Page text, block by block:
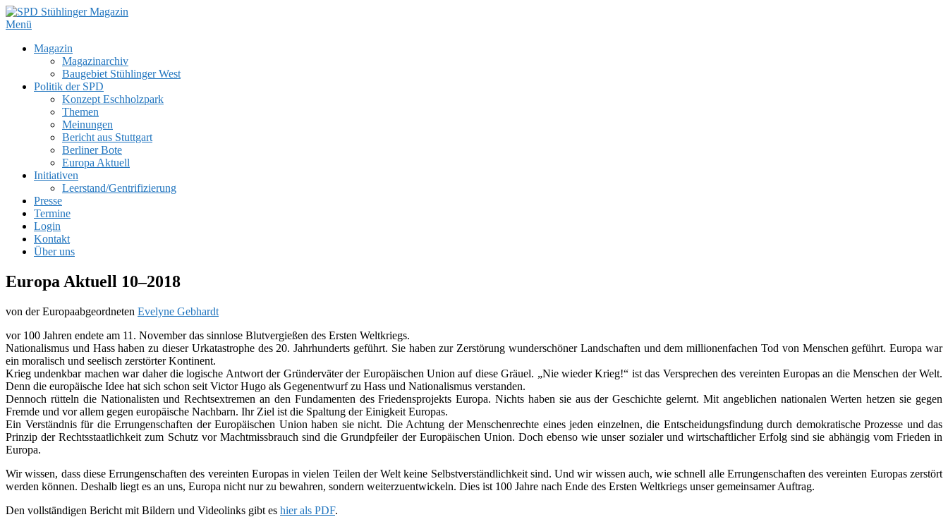
Zum
Inhalt
Menü
Primäres
Magazin
Magazinarchiv
Baugebiet Stühlinger West
Politik der SPD
Konzept Eschholzpark
Themen
Meinungen
Bericht aus Stuttgart
Berliner Bote
Europa Aktuell
Initiativen
Leerstand/Gentrifizierung
Presse
Termine
Login
Kontakt
Über uns
Europa Aktuell 10–2018
von der Europaabgeordneten Evelyne Gebhardt
vor 100 Jahren endete am 11. November das sinn­lose Blutvergießen des Ersten Weltkriegs.
Nationalismus und Hass haben zu die­ser Urkatastrophe des 20. Jahrhunderts geführt. Sie haben zur Zerstörung wun­der­schö­ner Landschaften und dem mil­lio­nen­fa­chen Tod von Menschen geführt. Europa war
ein mora­lisch und see­lisch zer­stör­ter Kontinent.
Krieg undenk­bar machen war daher die logi­sche Antwort der Gründerväter der Europäischen Union auf diese Gräuel. „Nie wie­der Krieg!“ ist das Versprechen des ver­ein­ten Europas an die Menschen der Welt.
Denn die euro­päi­sche Idee hat sich schon seit Victor Hugo als Gegenentwurf zu Hass und Nationalismus ver­stan­den.
Dennoch rüt­teln die Nationalisten und Rechtsextremen an den Fundamenten des Friedensprojekts Europa. Nichts haben sie aus der Geschichte gelernt. Mit angeb­li­chen natio­na­len Werten het­zen sie gegen
Fremde und vor allem gegen euro­päi­sche Nachbarn. Ihr Ziel ist die Spaltung der Einigkeit Europas.
Ein Verständnis für die Errungenschaften der Europäischen Union haben sie nicht. Die Achtung der Menschenrechte eines jeden ein­zel­nen, die Entscheidungsfindung durch demo­kra­ti­sche Prozesse und das
Prinzip der Rechtsstaatlichkeit zum Schutz vor Machtmissbrauch sind die Grundpfeiler der Europäischen Union. Doch ebenso wie unser sozia­ler und wirt­schaft­li­cher Erfolg sind sie abhän­gig vom Frieden in
Europa.
Wir wis­sen, dass diese Errungenschaften des ver­ein­ten Europas in vie­len Teilen der Welt keine Selbstverständlichkeit sind. Und wir wis­sen auch, wie schnell alle Errungenschaften des ver­ein­ten Europas zer­stört
wer­den kön­nen. Deshalb liegt es an uns, Europa nicht nur zu bewah­ren, son­dern wei­ter­zu­ent­wi­ckeln. Dies ist 100 Jahre nach Ende des Ersten Weltkriegs unser gemein­sa­mer Auftrag.
Den voll­stän­di­gen Bericht mit Bildern und Videolinks gibt es hier als PDF.